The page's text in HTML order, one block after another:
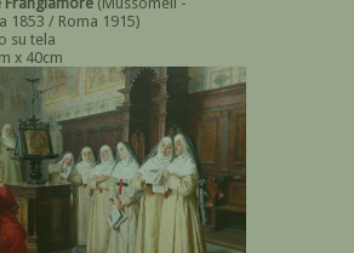
1853 / Roma 1915)
su tela
x 40cm